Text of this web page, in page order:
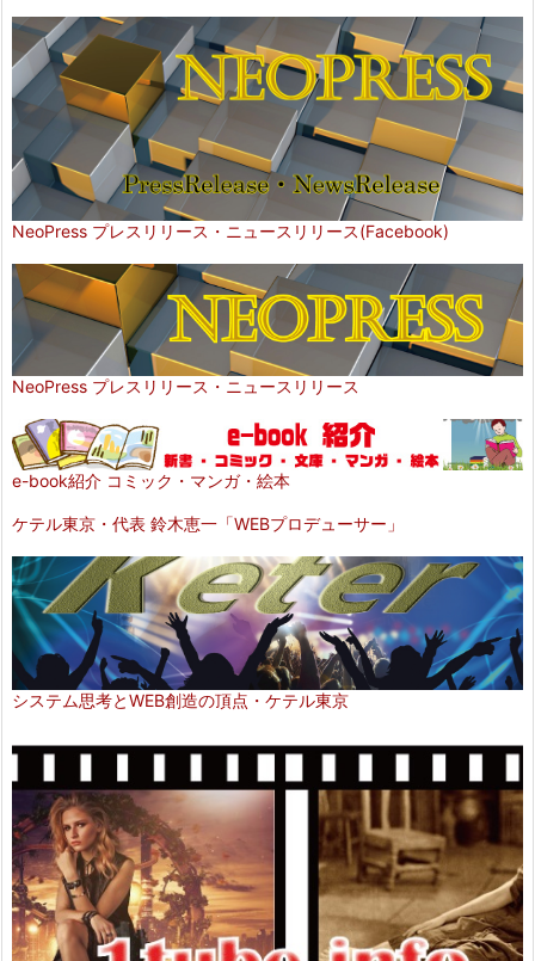
NeoPress プレスリリース・ニュースリリース(Facebook)
NeoPress プレスリリース・ニュースリリース
e-book紹介 コミック・マンガ・絵本
ケテル東京・代表 鈴木恵一「WEBプロデューサー」
システム思考とWEB創造の頂点・ケテル東京